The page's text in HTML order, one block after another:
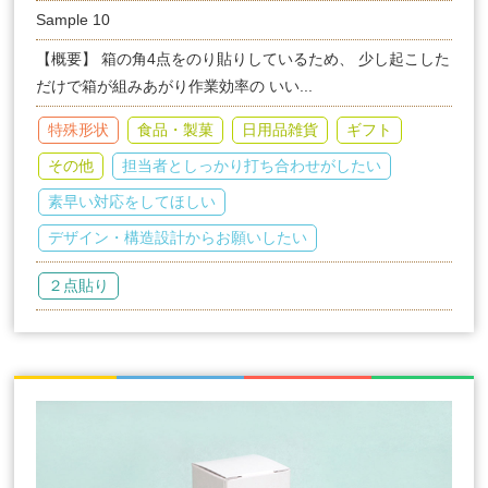
Sample 10
【概要】 箱の角4点をのり貼りしているため、 少し起こした
だけで箱が組みあがり作業効率の いい...
特殊形状 食品・製菓 日用品雑貨 ギフト
その他 担当者としっかり打ち合わせがしたい
素早い対応をしてほしい
デザイン・構造設計からお願いしたい
２点貼り